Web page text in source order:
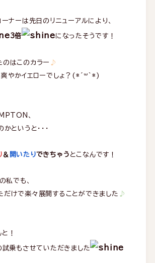
ナーは先日のリニューアルにより、
3倍 になったそうです！
のはこのカラー ♪
爽やかイエローでしょ？(*´꒳`*)
、
というと・・・
＆ 開いたりできちゃう とこなんです！
私でも、
だけで楽々展開することができました ♪
！
乗もさせていただきました